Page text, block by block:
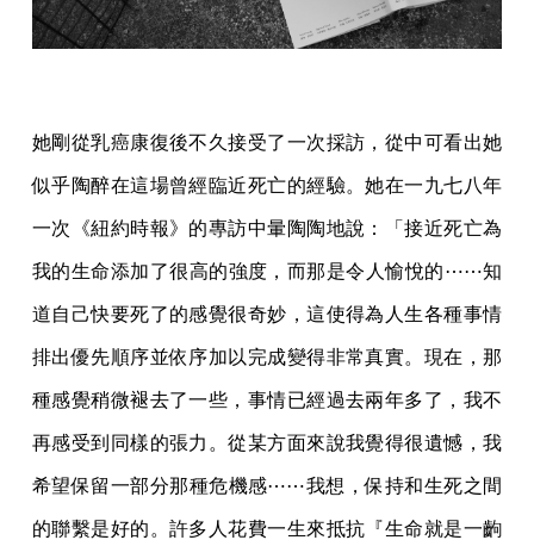
她剛從乳癌康復後不久接受了一次採訪，從中可看出她
似乎陶醉在這場曾經臨近死亡的經驗。她在一九七八年
一次《紐約時報》的專訪中暈陶陶地說：「接近死亡為
我的生命添加了很高的強度，而那是令人愉悅的⋯⋯知
道自己快要死了的感覺很奇妙，這使得為人生各種事情
排出優先順序並依序加以完成變得非常真實。現在，那
種感覺稍微褪去了一些，事情已經過去兩年多了，我不
再感受到同樣的張力。從某方面來說我覺得很遺憾，我
希望保留一部分那種危機感⋯⋯我想，保持和生死之間
的聯繫是好的。許多人花費一生來抵抗『生命就是一齣